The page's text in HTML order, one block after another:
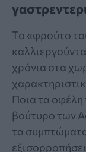
Το «φρούτο
χρόνια στα
Ποια τα οφέλη
βούτυρο των
τα